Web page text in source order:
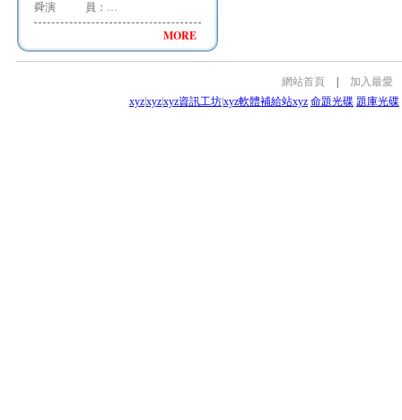
舜演 員：…
MORE
網站首頁
加入最愛
xyzxyzxyz資訊工坊xyz軟體補給站xyz 命題光碟 題庫光碟